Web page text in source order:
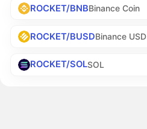
ROCKET/BNBBinance Coin
ROCKET/BUSDBinance USD
ROCKET/SOLSOL